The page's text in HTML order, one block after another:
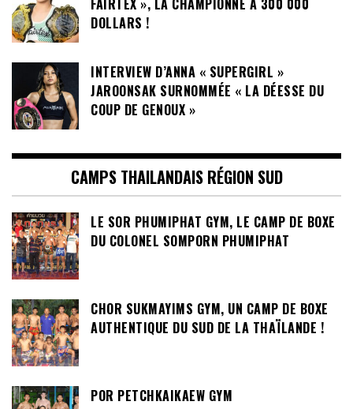
FAIRTEX », LA CHAMPIONNE A 300 000
DOLLARS !
INTERVIEW D’ANNA « SUPERGIRL »
JAROONSAK SURNOMMÉE « LA DÉESSE DU
COUP DE GENOUX »
CAMPS THAILANDAIS RÉGION SUD
LE SOR PHUMIPHAT GYM, LE CAMP DE BOXE
DU COLONEL SOMPORN PHUMIPHAT
CHOR SUKMAYIMS GYM, UN CAMP DE BOXE
AUTHENTIQUE DU SUD DE LA THAÏLANDE !
POR PETCHKAIKAEW GYM